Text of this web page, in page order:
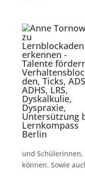
und
können. Sowie